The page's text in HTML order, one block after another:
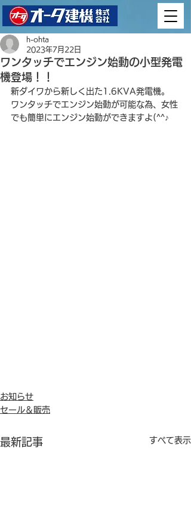
ワンタッチでエンジン始動の小型発電
機登場！！
h-ohta
2023年7月22日
新ダイワから新しく出た1.6KVA発電機。
ワンタッチでエンジン始動が可能な為、女性
でも簡単にエンジン始動ができますよ(^^♪
お知らせ
セール＆販売
最新記事 すべて表示